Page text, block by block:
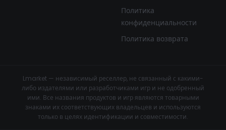
Политика
конфиденциальности
Политика возврата
Lmarket — независимый реселлер, не связанный с какими-
либо издателями или разработчиками игр и не одобренный
ими. Все названия продуктов и игр являются товарными
знаками их соответствующих владельцев и используются
только в целях идентификации и совместимости.